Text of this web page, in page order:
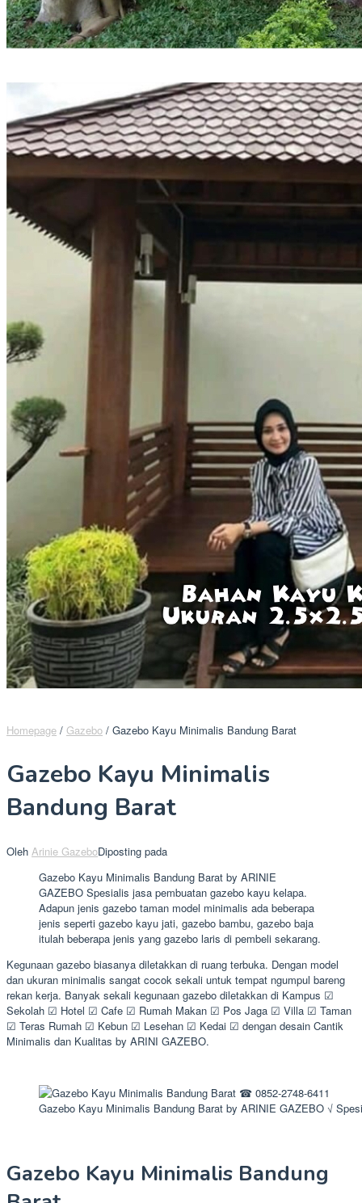
Homepage / Gazebo / Gazebo Kayu Minimalis Bandung Barat
Gazebo Kayu Minimalis
Bandung Barat
Oleh Arinie GazeboDiposting pada
Gazebo Kayu Minimalis Bandung Barat by ARINIE
GAZEBO Spesialis jasa pembuatan gazebo kayu kelapa.
Adapun jenis gazebo taman model minimalis ada beberapa
jenis seperti gazebo kayu jati, gazebo bambu, gazebo baja
itulah beberapa jenis yang gazebo laris di pembeli sekarang.
Kegunaan gazebo biasanya diletakkan di ruang terbuka. Dengan model
dan ukuran minimalis sangat cocok sekali untuk tempat ngumpul bareng
rekan kerja. Banyak sekali kegunaan gazebo diletakkan di Kampus ☑
Sekolah ☑ Hotel ☑ Cafe ☑ Rumah Makan ☑ Pos Jaga ☑ Villa ☑ Taman
☑ Teras Rumah ☑ Kebun ☑ Lesehan ☑ Kedai ☑ dengan desain Cantik
Minimalis dan Kualitas by ARINI GAZEBO.
Gazebo Kayu Minimalis Bandung Barat by ARINIE GAZEBO √
Gazebo Kayu Minimalis Bandung